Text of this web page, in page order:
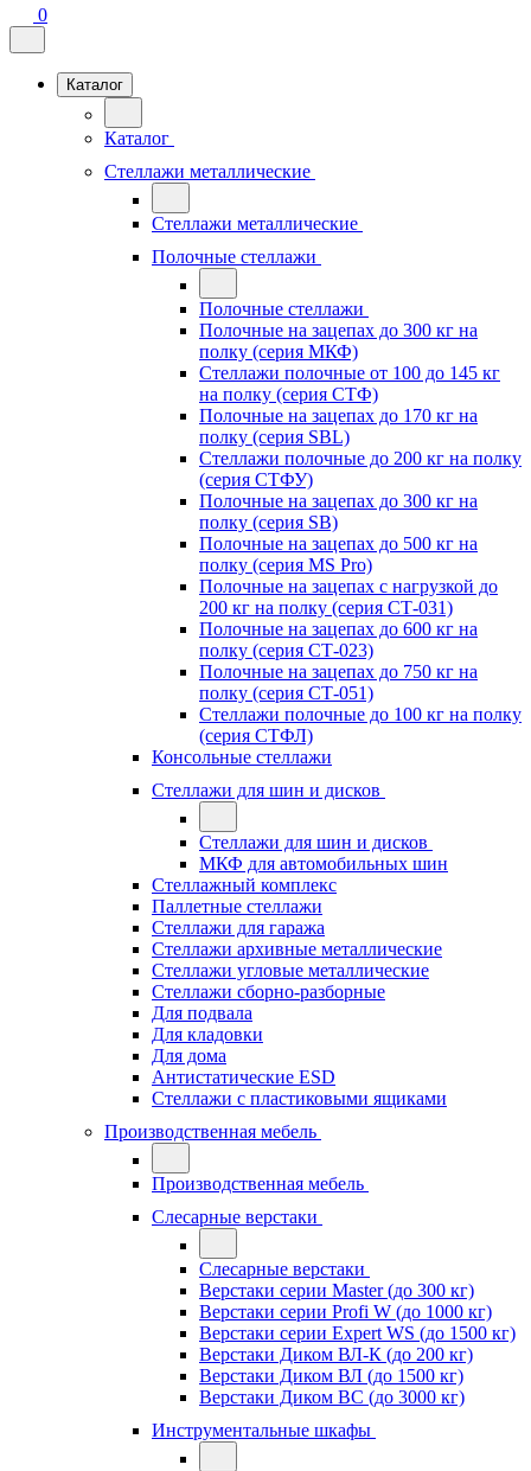
0
Каталог
Каталог
Стеллажи металлические
Стеллажи металлические
Полочные стеллажи
Полочные стеллажи
Полочные на зацепах до 300 кг на
полку (серия МКФ)
Стеллажи полочные от 100 до 145 кг
на полку (серия СТФ)
Полочные на зацепах до 170 кг на
полку (серия SBL)
Стеллажи полочные до 200 кг на полку
(серия СТФУ)
Полочные на зацепах до 300 кг на
полку (серия SB)
Полочные на зацепах до 500 кг на
полку (серия MS Pro)
Полочные на зацепах с нагрузкой до
200 кг на полку (серия СТ-031)
Полочные на зацепах до 600 кг на
полку (серия СТ-023)
Полочные на зацепах до 750 кг на
полку (серия СТ-051)
Стеллажи полочные до 100 кг на полку
(серия СТФЛ)
Консольные стеллажи
Стеллажи для шин и дисков
Стеллажи для шин и дисков
МКФ для автомобильных шин
Стеллажный комплекс
Паллетные стеллажи
Стеллажи для гаража
Стеллажи архивные металлические
Стеллажи угловые металлические
Стеллажи сборно-разборные
Для подвала
Для кладовки
Для дома
Антистатические ESD
Стеллажи с пластиковыми ящиками
Производственная мебель
Производственная мебель
Слесарные верстаки
Слесарные верстаки
Верстаки серии Master (до 300 кг)
Верстаки серии Profi W (до 1000 кг)
Верстаки серии Expert WS (до 1500 кг)
Верстаки Диком ВЛ-К (до 200 кг)
Верстаки Диком ВЛ (до 1500 кг)
Верстаки Диком ВС (до 3000 кг)
Инструментальные шкафы